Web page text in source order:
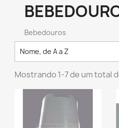
Bebedouros
Nome, de A a Z
Mostrando 1-7 de um total